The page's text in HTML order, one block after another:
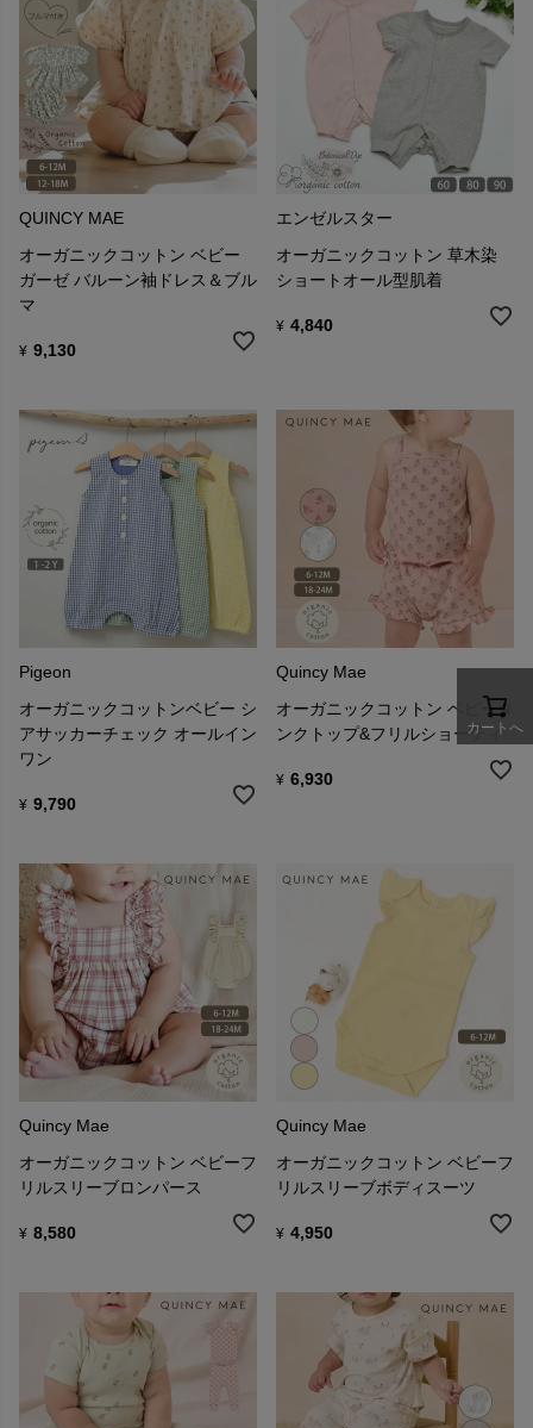
QUINCY MAE
オーガニックコットン ベビー
ガーゼ バルーン袖ドレス＆ブル
マ
¥ 9,130
エンゼルスター
オーガニックコットン 草木染
ショートオール型肌着
¥ 4,840
Pigeon
オーガニックコットンベビー シ
アサッカーチェック オールイン
ワン
¥ 9,790
Quincy Mae
オーガニックコットン ベビータ
ンクトップ&フリルショーティ
¥ 6,930
Quincy Mae
オーガニックコットン ベビーフ
リルスリーブロンパース
¥ 8,580
Quincy Mae
オーガニックコットン ベビーフ
リルスリーブボディスーツ
¥ 4,950
カートへ